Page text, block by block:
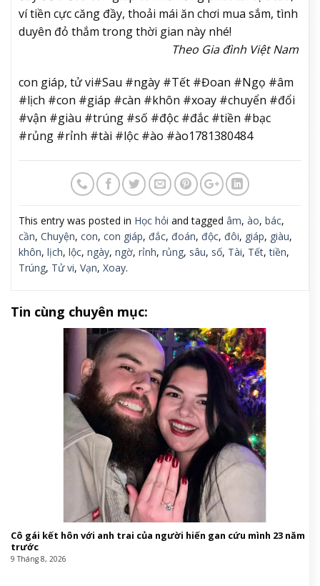
ví tiền cực căng đầy, thoải mái ăn chơi mua sắm, tình
duyên đỏ thắm trong thời gian này nhé!
Theo Gia đình Việt Nam
con giáp, tử vi#Sau #ngày #Tết #Đoan #Ngọ #âm
#lịch #con #giáp #càn #khôn #xoay #chuyển #đổi
#vận #giàu #trúng #số #độc #đắc #tiền #bạc
#rủng #rỉnh #tài #lộc #ào #ào1781380484
This entry was posted in Học hỏi and tagged âm, ào, bác,
cần, Chuyện, con, con giáp, đắc, đoán, độc, đôi, giáp, giàu,
khôn, lịch, lộc, ngày, ngờ, rỉnh, rủng, sâu, số, Tài, Tết,tiền,
Trúng, Tử vi, Vạn, Xoay.
Tin cùng chuyên mục:
Cô gái kết hôn với anh trai của người hiến gan cứu mình 23 năm
trước
9 Tháng 8, 2026